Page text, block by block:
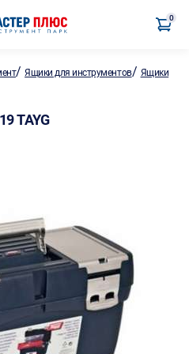
0
/Ящики для инструментов/ Ящики
TAYG